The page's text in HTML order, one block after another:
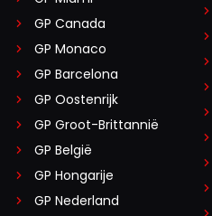
GP Canada
GP Monaco
GP Barcelona
GP Oostenrijk
GP Groot-Brittannië
GP België
GP Hongarije
GP Nederland